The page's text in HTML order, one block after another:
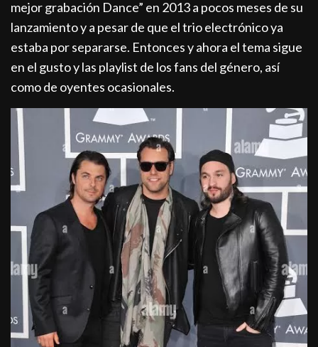
mejor grabación Dance” en 2013 a pocos meses de su
lanzamiento y a pesar de que el trio electrónico ya
estaba por separarse. Entonces y ahora el tema sigue
en el gusto y las playlist de los fans del género, así
como de oyentes ocasionales.